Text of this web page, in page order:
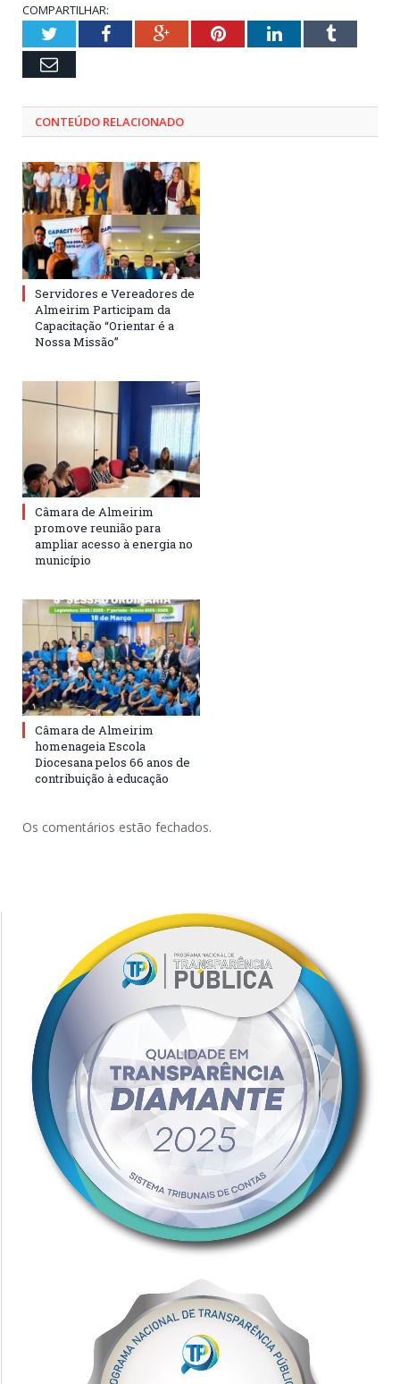
COMPARTILHAR:
TwitterFacebookGoogle+PinterestLinkedInTumblr
Email
CONTEÚDO RELACIONADO
Servidores e Vereadores de
Almeirim Participam da
Capacitação “Orientar é a
Nossa Missão”
Câmara de Almeirim
promove reunião para
ampliar acesso à energia no
município
Câmara de Almeirim
homenageia Escola
Diocesana pelos 66 anos de
contribuição à educação
Os comentários estão fechados.